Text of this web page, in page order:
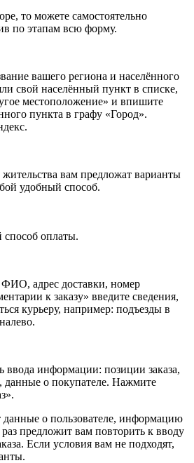
то можете самостоятельно
по этапам всю форму.
вашего региона и населённого
свой населённый пункт в списке,
местоположение» и впишите
пункта в графу «Город».
вам предложат варианты
удобный способ.
оплаты.
адрес доставки, номер
к заказу» введите сведения,
курьеру, например: подъезды в
ввода информации: позиции заказа,
данные о покупателе. Нажмите
о пользователе, информацию
предложит вам повторить к вводу
Если условия вам не подходят,